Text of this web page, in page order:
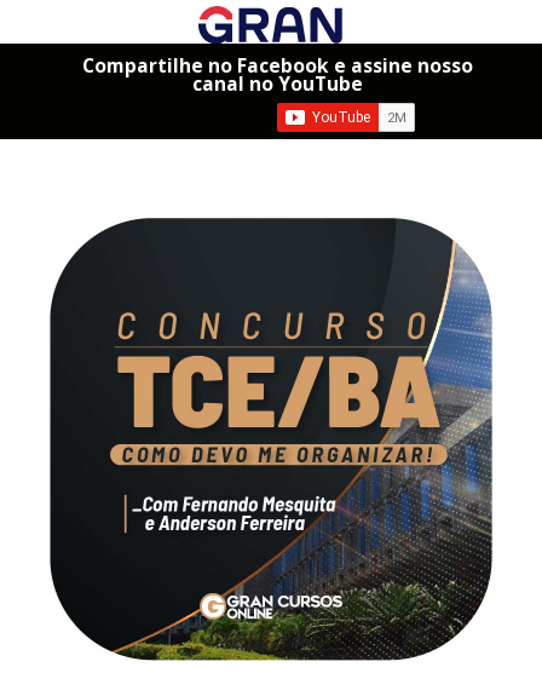
Compartilhe no Facebook e assine nosso
canal no YouTube